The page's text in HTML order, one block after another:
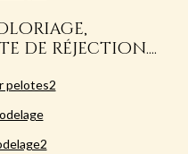
de réjection....